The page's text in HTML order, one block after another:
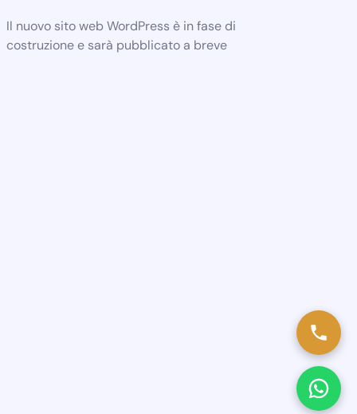
Il nuovo sito web WordPress è in fase di
costruzione e sarà pubblicato a breve